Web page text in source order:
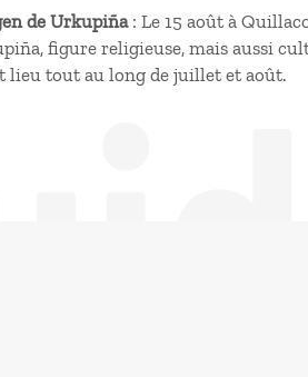
de Urkupiña: Le 15 août à
figure religieuse, mais aussi
lieu tout au long de juillet et août.